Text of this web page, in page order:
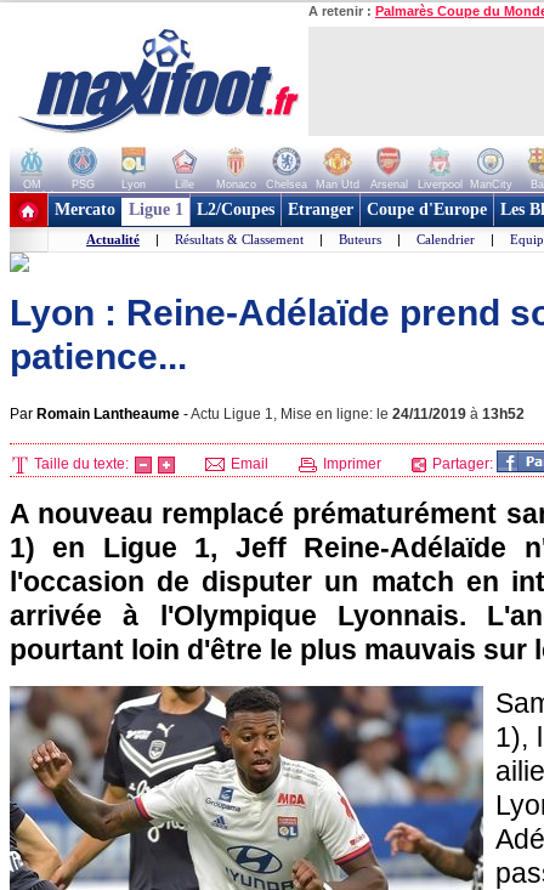
A retenir : Palmarès Coupe du
OM PSG Lyon Lille Monaco Chelsea Man Utd Arsenal Liverpool ManCity
+ de clubs
Mercato Ligue 1 L2/Coupes Etranger Coupe d'Europe Les
Actualité | Résultats & Classement | Buteurs | Calendrier |
Lyon : Reine-Adélaïde prend
patience...
Par Romain Lantheaume -Actu Ligue 1, Mise en ligne: le 24/11/2019 à 13h52
Taille du texte: Email Imprimer Partager:
A nouveau remplacé prématurément
1) en Ligue 1, Jeff Reine-Adélaïde
l'occasion de disputer un match en
arrivée à l'Olympique Lyonnais.
pourtant loin d'être le plus mauvais sur
1),